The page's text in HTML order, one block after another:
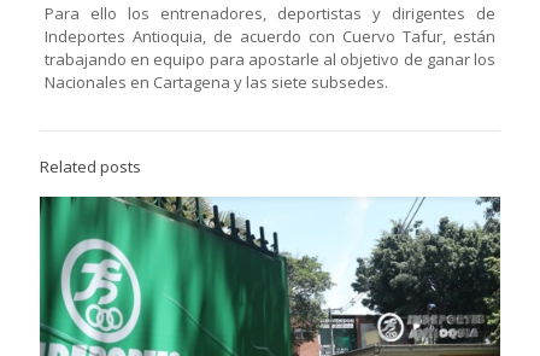
Para ello los entrenadores, deportistas y dirigentes de
Indeportes Antioquia, de acuerdo con Cuervo Tafur, están
trabajando en equipo para apostarle al objetivo de ganar los
Nacionales en Cartagena y las siete subsedes.
Related posts